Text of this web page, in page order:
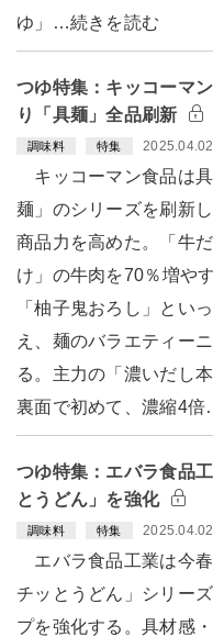
ゆ」…続きを読む
つゆ特集：キッコーマ
り「具麺」全品刷新
調味料 特集 2025.04.02
キッコーマン食品は
麺」のシリーズを刷新
商品力を高めた。「牛
け」の牛肉を70％増や
「柚子鬼おろし」とい
え、麺のバラエティー
る。主力の「濃いだし
裏面で初めて、濃縮4
つゆ特集：エバラ食品
とうどん」を強化
調味料 特集 2025.04.02
エバラ食品工業は今
チッとうどん」シリー
プを強化する。具材感